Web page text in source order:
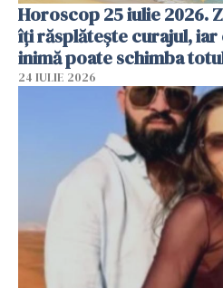
Horoscop 25 iulie 2026.
îți răsplătește curajul,
inimă poate schimba
24 IULIE 2026